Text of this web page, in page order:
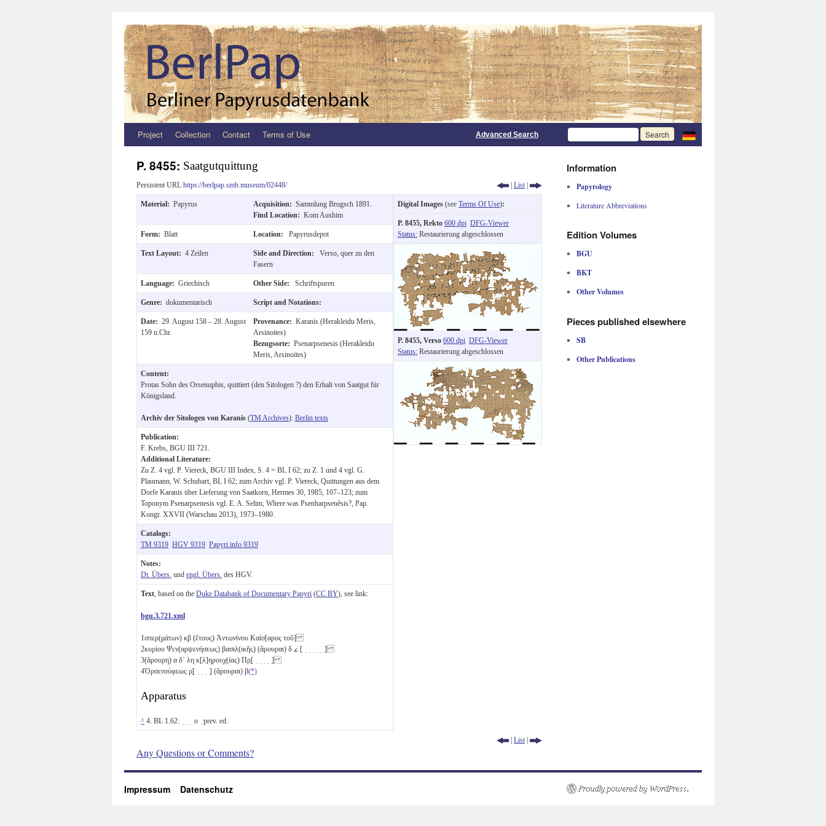
Zum
springen
Project Collection Contact Terms of Use Advanced Search
P. 8455: Saatgutquittung
Persistent URL https://berlpap.smb.museum/02448/ | List |
Material: Papyrus Acquisition: Sammlung Brugsch 1891.
Find Location: Kom Aushim
Form: Blatt Location: Papyrusdepot
Text Layout: 4 Zeilen Side and Direction:
Verso, quer zu den
Fasern
Language: Griechisch Other Side: Schriftspuren
Genre: dokumentarisch Script and Notations:
Date: 29. August 158 – 28. August
159 n.Chr.
Provenance: Karanis (Herakleidu Meris,
Arsinoites)
Bezugsorte: Psenarpsenesis (Herakleidu
Meris, Arsinoites)
Content:
Protas Sohn des Orsenuphis, quittiert (den Sitologen ?) den Erhalt von Saatgut für
Königsland.
Archiv der Sitologen von Karanis (TM Archives): Berlin texts
Publication:
F. Krebs, BGU III 721.
Additional Literature:
Zu Z. 4 vgl. P. Viereck, BGU III Index, S. 4 = BL I 62; zu Z. 1 und 4 vgl. G.
Plaumann, W. Schubart, BL I 62; zum Archiv vgl. P. Viereck, Quittungen aus dem
Dorfe Karanis über Lieferung von Saatkorn, Hermes 30, 1985, 107–123; zum
Toponym Psenarpsenesis vgl. E. A. Selim, Where was Psenharpsenêsis?, Pap.
Kongr. XXVII (Warschau 2013), 1973–1980.
Catalogs:
TM 9319 HGV 9319 Papyri.info 9319
Notes:
Dt. Übers. und engl. Übers. des HGV.
Text , based on the Duke Databank of Documentary Papyri (CC BY), see link:
bgu.3.721.xml
1σπερ(μάτων) κβ (ἔτους) Ἀντωνίνου Καίσ[αρος τοῦ]
2κυρίου Ψεν(αρψενήσεως) βασιλ(ικῆς) (ἄρουραι) δ 𐅵 [ ̣ ̣ ̣ ̣ ̣ ̣]
3(ἄρουρη) α δ´ λη κ[λ]ηρουχ(ίας) Πρ̣[ ̣ ̣ ̣ ̣ ̣]
4Ὀρσενούφεως ρ̣[ ̣ ̣ ̣ ̣] (ἄρουραι) β(*)
Apparatus
^ 4. BL 1.62: ̣ ̣ ̣ ̣ο ̣ prev. ed.
Digital Images (see Terms Of Use):
P. 8455, Rekto 600 dpi DFG-Viewer
Status: Restaurierung abgeschlossen
P. 8455, Verso 600 dpi DFG-Viewer
Status: Restaurierung abgeschlossen
| List |
Any Questions or Comments?
Information
Papyrology
Literature Abbreviations
Edition Volumes
BGU
BKT
Other Volumes
Pieces published elsewhere
SB
Other Publications
Impressum Datenschutz